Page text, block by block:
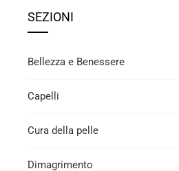
SEZIONI
Bellezza e Benessere
Capelli
Cura della pelle
Dimagrimento